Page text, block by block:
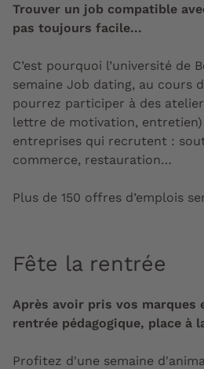
Trouver un job compatible
pas toujours facile...
C’est pourquoi l’université de
semaine Job dating, au cours
pourrez participer à des
lettre de motivation,
entreprises qui recrutent :
commerce, restauration…
Plus de 150 offres d’emplois
Fête la rentrée
Après avoir pris vos marques
rentrée pédagogique, place à
Profitez d'une semaine